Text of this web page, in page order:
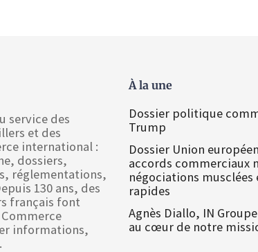
service des
et des
international :
dossiers,
réglementations,
130 ans, des
français font
informations,
À la une
Dossier politique
Trump
Dossier Union
accords commerciaux
négociations musclées
rapides
Agnès Diallo, IN
au cœur de notre